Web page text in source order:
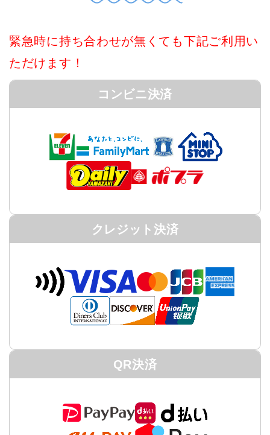
緊急時に持ち合わせが無くても下記ご利用い
ただけます！
コンビニ決済
クレジット決済
QR決済